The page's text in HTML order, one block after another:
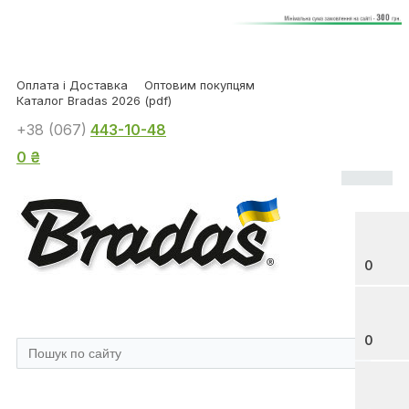
Оплата і Доставка
Оптовим покупцям
Каталог Bradas 2026 (pdf)
0
0
+38 (067) 443-10-48
0 ₴